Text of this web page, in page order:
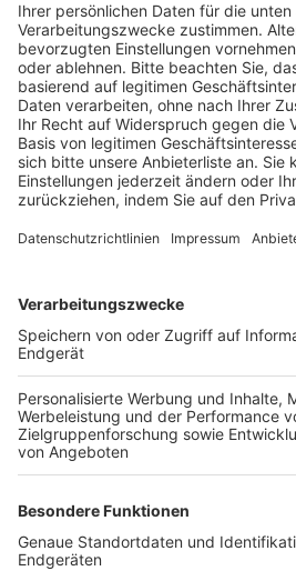
Trainerausbildung
Schulungsangebot Vereinsmitarbeiter
BFV-Geschäftsstellen
Trainerbörse
Login SpielPlus
FOLGE DEM BFV
TOP-VEREINE
TOP-PARTNER